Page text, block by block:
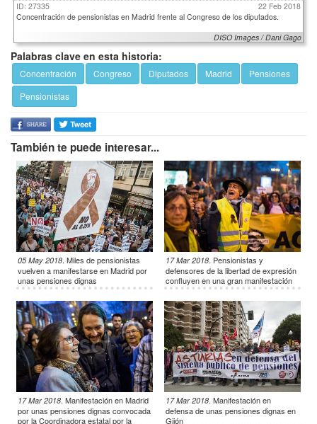
ID: 27335
22 Feb 2018
Concentración de pensionistas en Madrid frente al Congreso de los diputados.
DISO Images / Dani Gago
Palabras clave en esta historia:
Concentración Congreso Diputados Madrid
Pensiones
Pensionistas
También te puede interesar...
05 May 2018. Miles de pensionistas
vuelven a manifestarse en Madrid por
unas pensiones dignas
17 Mar 2018. Pensionistas y
defensores de la libertad de expresión
confluyen en una gran manifestación
en Madrid
17 Mar 2018. Manifestación en Madrid
por unas pensiones dignas convocada
por la Coordinadora estatal por la
17 Mar 2018. Manifestación en
defensa de unas pensiones dignas en
Gijón